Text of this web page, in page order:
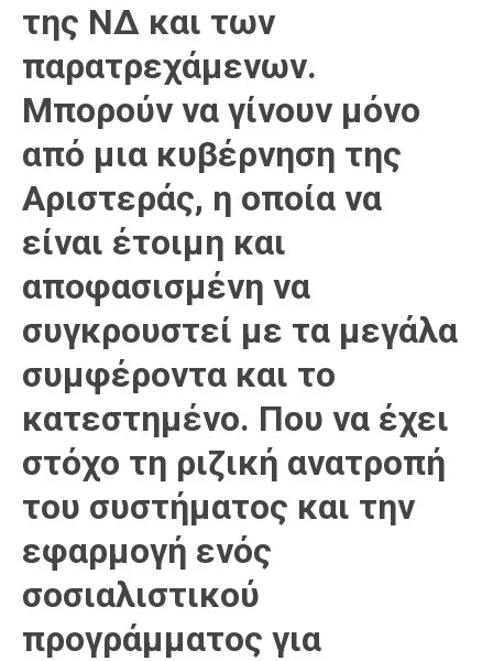
της ΝΔ και των
παρατρεχάμενων.
Μπορούν να γίνουν μόνο
από μια κυβέρνηση της
Αριστεράς, η οποία να
είναι έτοιμη και
αποφασισμένη να
συγκρουστεί με τα μεγάλα
συμφέροντα και το
κατεστημένο. Που να έχει
στόχο τη ριζική ανατροπή
του συστήματος και την
εφαρμογή ενός
σοσιαλιστικού
προγράμματος για